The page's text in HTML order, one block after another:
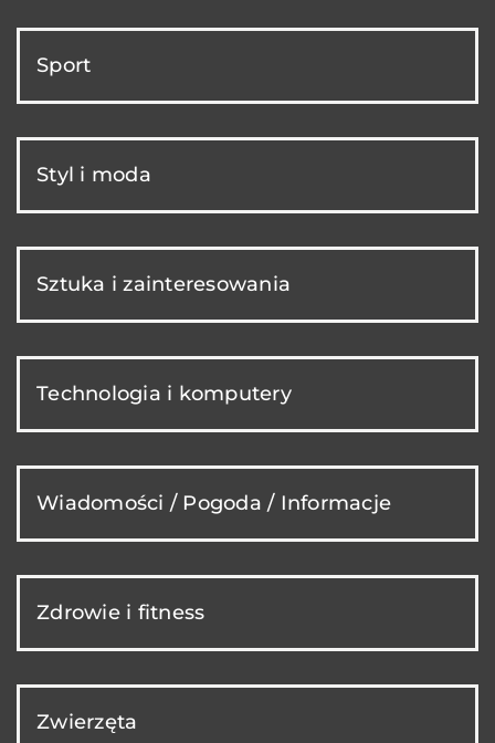
Sport
Styl i moda
Sztuka i zainteresowania
Technologia i komputery
Wiadomości / Pogoda / Informacje
Zdrowie i fitness
Zwierzęta